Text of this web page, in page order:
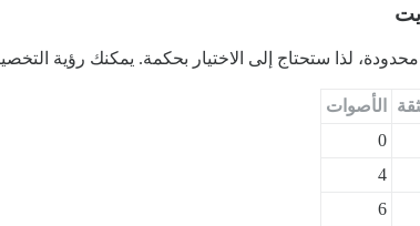
محدودة، لذا ستحتاج إلى الاختيار بحكمة. يمكنك رؤية
الأصوات
0
4
6